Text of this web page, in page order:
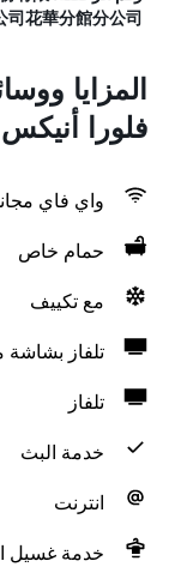
司花華分館分公司
المزايا
فلورا أنيكس
واي فاي
حمام خاص
مع تكييف
تلفاز
تلفاز
خدمة البث
انترنت
خدمة غسيل